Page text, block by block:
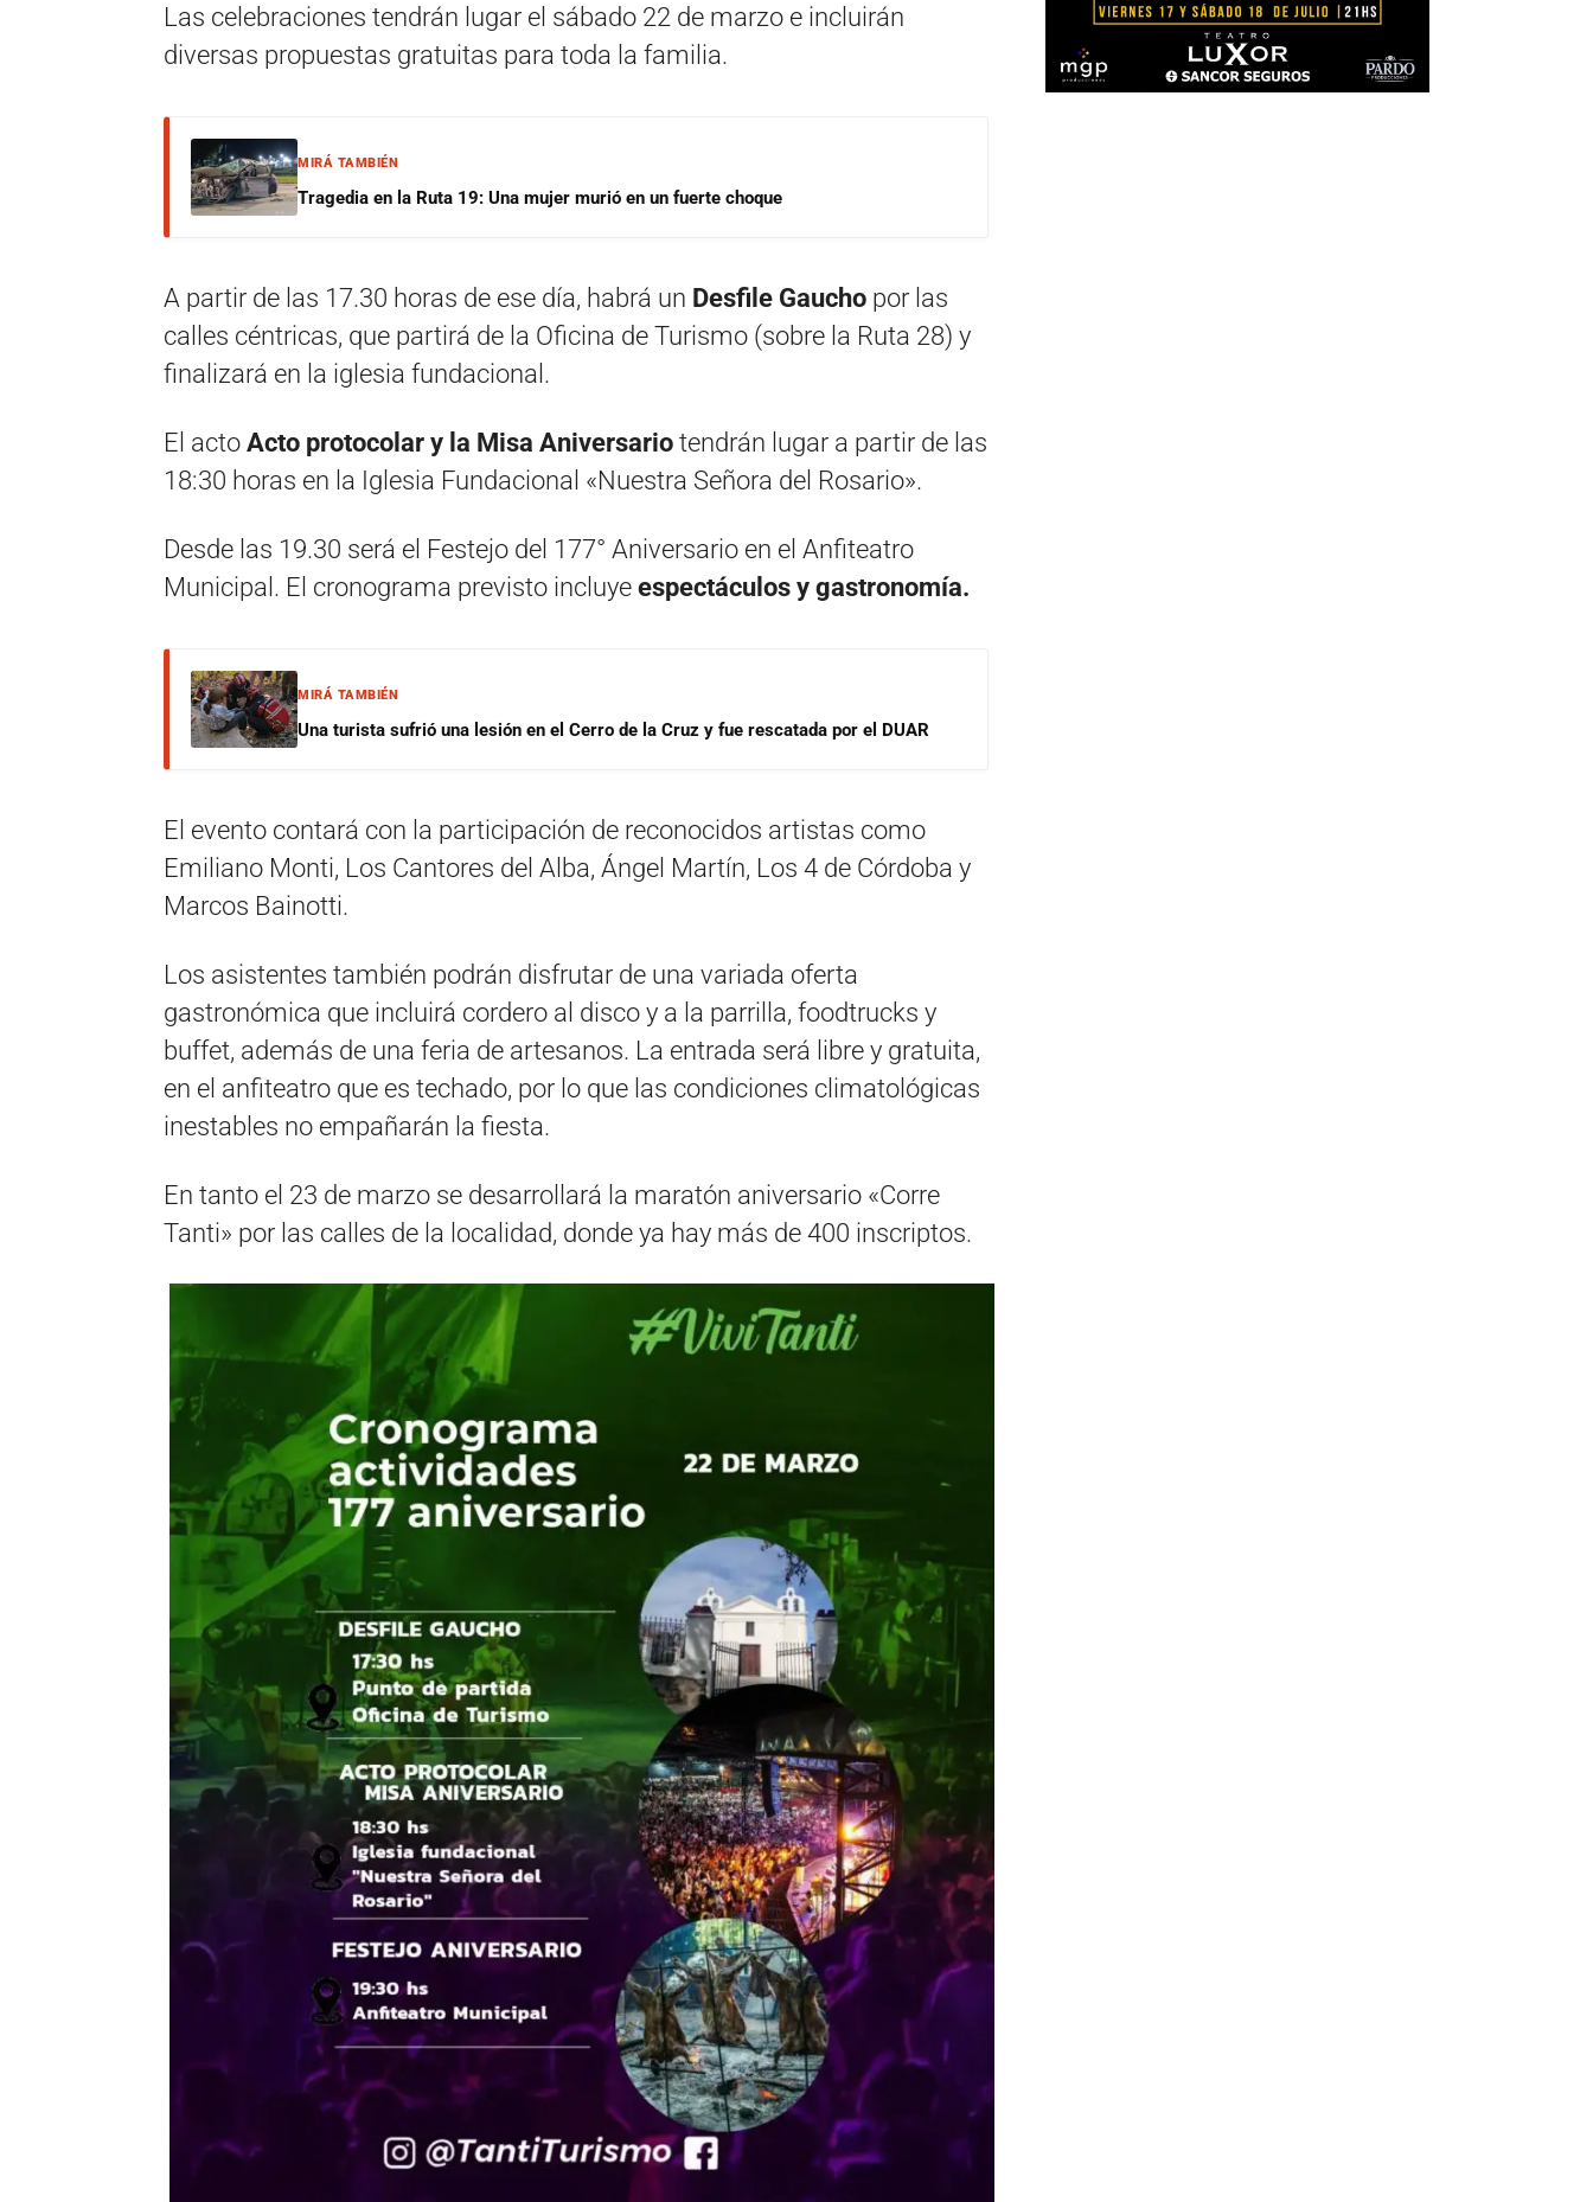
Las celebraciones tendrán lugar el sábado 22 de marzo e incluirán
diversas propuestas gratuitas para toda la familia.
MIRÁ TAMBIÉN
Tragedia en la Ruta 19: Una mujer murió en un fuerte choque
A partir de las 17.30 horas de ese día, habrá un Desfile Gaucho por las
calles céntricas, que partirá de la Oficina de Turismo (sobre la Ruta 28) y
finalizará en la iglesia fundacional.
El acto Acto protocolar y la Misa Aniversario tendrán lugar a partir de las
18:30 horas en la Iglesia Fundacional «Nuestra Señora del Rosario».
Desde las 19.30 será el Festejo del 177° Aniversario en el Anfiteatro
Municipal. El cronograma previsto incluye espectáculos y gastronomía.
MIRÁ TAMBIÉN
Una turista sufrió una lesión en el Cerro de la Cruz y fue rescatada por el DUAR
El evento contará con la participación de reconocidos artistas como
Emiliano Monti, Los Cantores del Alba, Ángel Martín, Los 4 de Córdoba y
Marcos Bainotti.
Los asistentes también podrán disfrutar de una variada oferta
gastronómica que incluirá cordero al disco y a la parrilla, foodtrucks y
buffet, además de una feria de artesanos. La entrada será libre y gratuita,
en el anfiteatro que es techado, por lo que las condiciones climatológicas
inestables no empañarán la fiesta.
En tanto el 23 de marzo se desarrollará la maratón aniversario «Corre
Tanti» por las calles de la localidad, donde ya hay más de 400 inscriptos.